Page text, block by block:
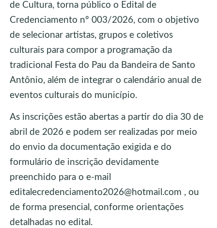
de Cultura, torna público o Edital de
Credenciamento nº 003/2026, com o objetivo
de selecionar artistas, grupos e coletivos
culturais para compor a programação da
tradicional Festa do Pau da Bandeira de Santo
Antônio, além de integrar o calendário anual de
eventos culturais do município.
As inscrições estão abertas a partir do dia 30 de
abril de 2026 e podem ser realizadas por meio
do envio da documentação exigida e do
formulário de inscrição devidamente
preenchido para o e-mail
editalecredenciamento2026@hotmail.com , ou
de forma presencial, conforme orientações
detalhadas no edital.